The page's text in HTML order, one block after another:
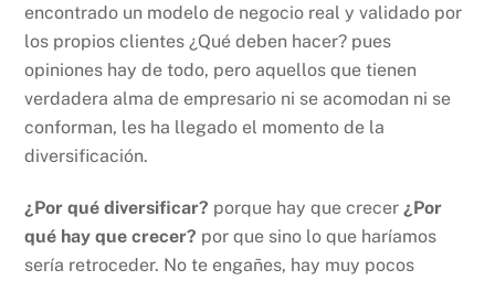
encontrado un modelo de negocio real y validado por
los propios clientes ¿Qué deben hacer? pues
opiniones hay de todo, pero aquellos que tienen
verdadera alma de empresario ni se acomodan ni se
conforman, les ha llegado el momento de la
diversificación.
¿Por qué diversificar? porque hay que crecer ¿Por
qué hay que crecer? por que sino lo que haríamos
sería retroceder. No te engañes, hay muy pocos